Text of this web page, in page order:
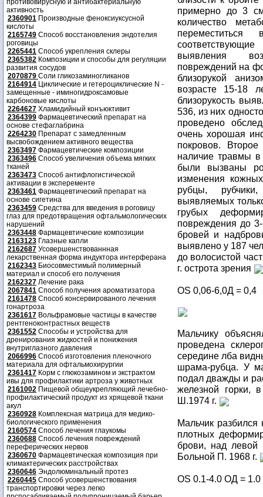
противовирусную и антибактериальную
активность
2360901 Производные феноксиуксусной
кислоты
2165749 Способ восстановления эндотелия
роговицы
2265441 Способ укрепления склеры
2365382 Композиции и способы для регуляции
развития сосудов
2070879 Соли гликозаминогликанов
2164914 Циклические и гетероциклические N -
замещенные - иминогидроксамовые
карбоновые кислоты
2264627 Хламидийный конъюктивит
2364399 Фармацевтический препарат на
основе стефаглабрина
2264230 Препарат с замедленным
высвобождением активного вещества
2363497 Фармацевтические композиции
2363496 Способ увеличения объема мягких
тканей
2363473 Способ антифлогистической
активации в эксперементе
2363461 Фармацевтический препарат на
основе сигетина
2363459 Средства для введения в роговицу
глаз для предотвращения офтальмологических
нарушений
2363448 Фармацевтические композиции
2163123 Глазные капли
2162687 Усовершенствованнная
лекарственная форма индуктора интерферана
2162343 Биосовместимый полимерный
материал и способ его получения
2162327 Лечение рака
2067841 Способ получения ароматизатора
2161478 Способ консервированого лечения
гонартроза
2361617 Вольфрамовые частицы в качестве
рентгеноконтрастных веществ
2361552 Способы и устройства для
дренирования жидкостей и понижения
внутриглазного давления
2066996 Способ изготовления пленочного
материала для офтальмохирургии
2361417 Корм с глюкозамином и экстрактом
ивы для профилактики артроза у животных
2161002 Пищевой общеукрепляющий лечебно-
профилактический продукт из хрящевой ткани
акул
2360928 Комплексная матрица для медико-
биологического применения
2160574 Способ лечения глаукомы
2360688 Способ лечения повреждений
переферических нервов
2360670 Фармацевтическая композиция при
климактерических расстройствах
2360646 Эндолюминальный протез
2260445 Способ усовершенствования
транспортировки через легко
примерно до 3
количество
выявления
повреждений на
близорукой
возрасте 15-18
близорукость
536, из них
проведено
очень хорошая
покровов.
наличие травмы в
были вызваны
изменения
рубцы,
выявляемых
грубых
повреждения до
бровей и
выявлено у 187
до волосистой
г. острота зрения
OS 0,06-6,0Д = 0,4
Мальчику
проведена
середине лба
шрама-рубца. У
подал дважды и
железной горки,
Ш.1974 г.
Мальчик разбился
плотных
брови, над
Больной П. 1968 г.
OS 0.1-4.0 ОД = 1.0